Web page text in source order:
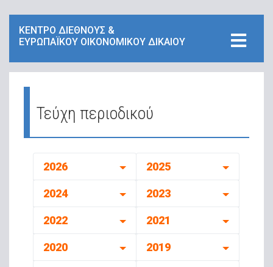
ΚΕΝΤΡΟ ΔΙΕΘΝΟΥΣ &
ΕΥΡΩΠΑΪΚΟΥ ΟΙΚΟΝΟΜΙΚΟΥ ΔΙΚΑΙΟΥ
Τεύχη περιοδικού
2026 2025
2024 2023
2022 2021
2020 2019